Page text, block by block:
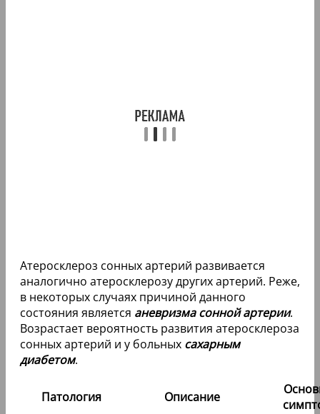
Атеросклероз сонных артерий развивается
аналогично атеросклерозу других артерий. Реже,
в некоторых случаях причиной данного
состояния является аневризма сонной артерии.
Возрастает вероятность развития атеросклероза
сонных артерий и у больных сахарным
диабетом.
Патология Описание